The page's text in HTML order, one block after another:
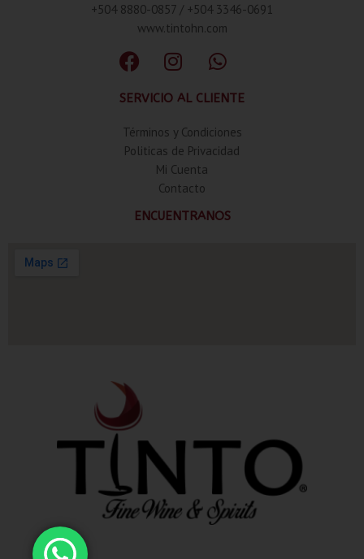
+504 8880-0857 / +504 3346-0691
www.tintohn.com
SERVICIO AL CLIENTE
Términos y Condiciones
Politicas de Privacidad
Mi Cuenta
Contacto
ENCUENTRANOS